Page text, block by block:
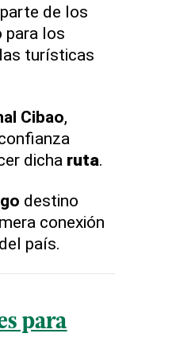
de los
para los
turísticas
Cibao,
dicha ruta.
destino
conexión
país.
para